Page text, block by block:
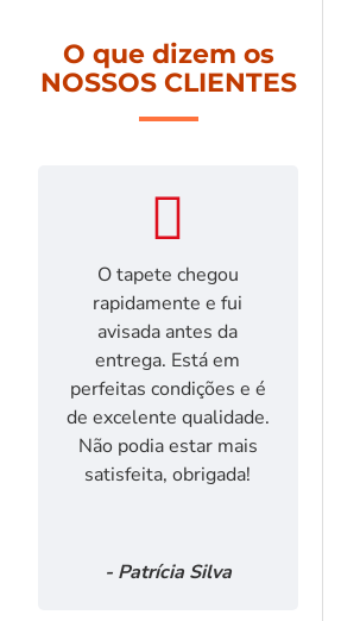
O que dizem os
NOSSOS CLIENTES
O tapete chegou
rapidamente e fui
avisada antes da
entrega. Está em
perfeitas condições e é
de excelente qualidade.
Não podia estar mais
satisfeita, obrigada!
- Patrícia Silva